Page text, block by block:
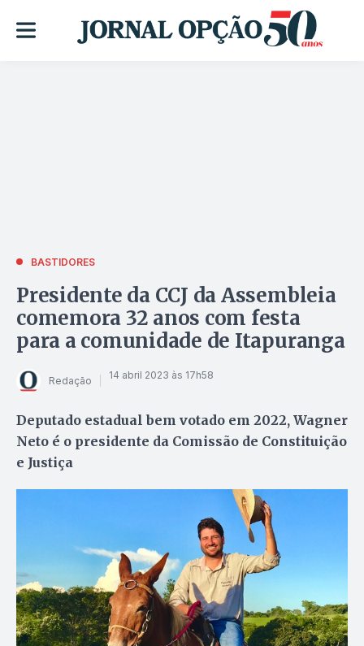
BASTIDORES
Presidente da CCJ da Assembleia
comemora 32 anos com festa
para a comunidade de Itapuranga
Redação 14 abril 2023 às 17h58
Deputado estadual bem votado em 2022, Wagner
Neto é o presidente da Comissão de Constituição
e Justiça